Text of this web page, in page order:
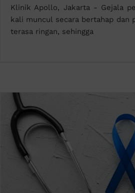
Klinik Apollo, Jakarta - Gejala
kali muncul secara bertahap dan
terasa ringan, sehingga